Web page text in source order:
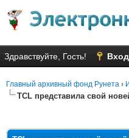
Здравствуйте, Гость! Вход
Главный архивный фонд Рунета ›
TCL представила свой